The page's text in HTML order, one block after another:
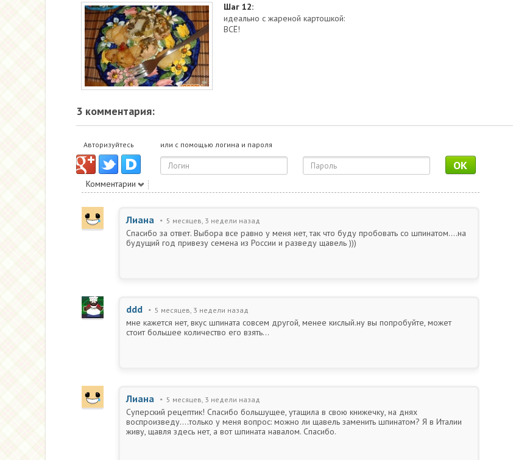
Шаг 12:
идеально с жареной картошкой:
ВСЁ!
3 комментария:
Авторизуйтесь или с помощью логина и пароля
OK
Комментарии
Лиана 5 месяцев, 3 недели назад
Спасибо за ответ. Выбора все равно у меня нет, так что буду пробовать со шпинатом....на
будущий год привезу семена из России и разведу щавель )))
ddd 5 месяцев, 3 недели назад
мне кажется нет, вкус шпината совсем другой, менее кислый.ну вы попробуйте, может
стоит большее количество его взять...
Лиана 5 месяцев, 3 недели назад
Суперский рецептик! Спасибо большущее, утащила в свою книжечку, на днях
воспроизведу....только у меня вопрос: можно ли щавель заменить шпинатом? Я в Италии
живу, щавля здесь нет, а вот шпината навалом. Спасибо.